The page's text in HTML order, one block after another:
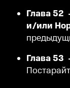
Глава 52
и/или
Глава 53